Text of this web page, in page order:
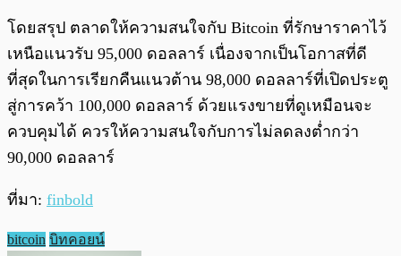
โดยสรุป ตลาดให้ความสนใจกับ Bitcoin ที่รักษาราคาไว้
เหนือแนวรับ 95,000 ดอลลาร์ เนื่องจากเป็นโอกาสที่ดี
ที่สุดในการเรียกคืนแนวต้าน 98,000 ดอลลาร์ที่เปิดประตู
สู่การคว้า 100,000 ดอลลาร์ ด้วยแรงขายที่ดูเหมือนจะ
ควบคุมได้ ควรให้ความสนใจกับการไม่ลดลงต่ำกว่า
90,000 ดอลลาร์
ที่มา: finbold
bitcoin บิทคอยน์